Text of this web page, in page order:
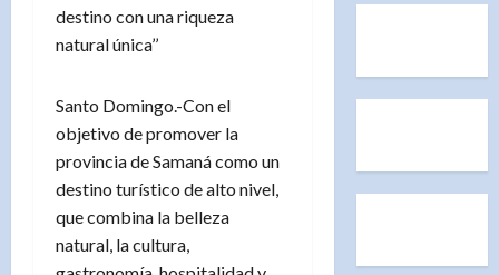
destino con una riqueza
natural única’’
Santo Domingo.-Con el
objetivo de promover la
provincia de Samaná como un
destino turístico de alto nivel,
que combina la belleza
natural, la cultura,